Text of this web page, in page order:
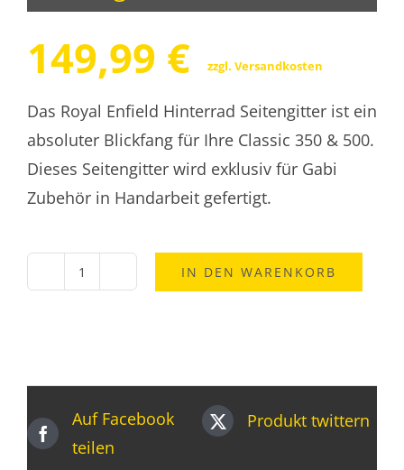
149,99 € zzgl. Versandkosten
Das Royal Enfield Hinterrad Seitengitter ist ein
absoluter Blickfang für Ihre Classic 350 & 500.
Dieses Seitengitter wird exklusiv für Gabi
Zubehör in Handarbeit gefertigt.
Royal
rechts
Menge
IN DEN WARENKORB
Auf Facebook
teilen
Produkt twittern